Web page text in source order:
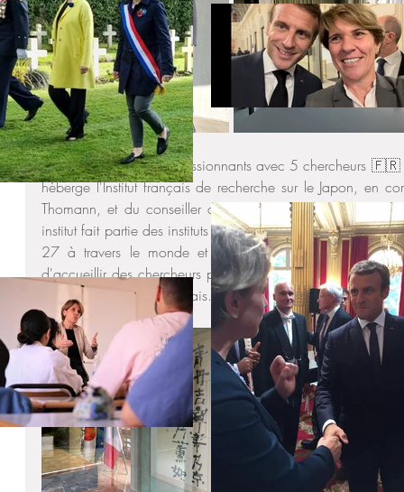
Rencontre et échange passionnants avec 5 chercheurs
héberge l'Institut français de recherche sur le Japon, en
Thomann, et du conseiller de coopération et d'action
institut fait partie des instituts français de recherche à
27 à travers le monde et placés sous la double
d'accueillir des chercheurs pensionnaires, il soutient les
pour les chercheurs français.